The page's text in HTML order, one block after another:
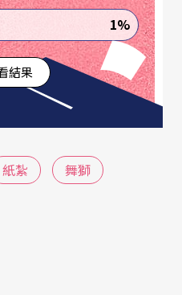
出之外，亦在彰化南北
伸港國中進行傳習教
一般所見皆為懸絲傀
台灣的演出記錄在道光
的時間應該更早。台灣
1%
結果
紙紮
舞獅